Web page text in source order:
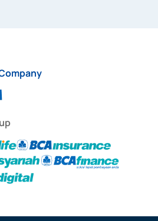
license as a provider of